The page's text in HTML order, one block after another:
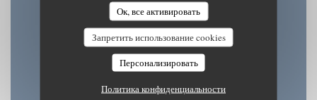
Ок, все активировать
Запретить использование cookies
Персонализировать
Политика конфиденциальности
Часы работы
П�-В�